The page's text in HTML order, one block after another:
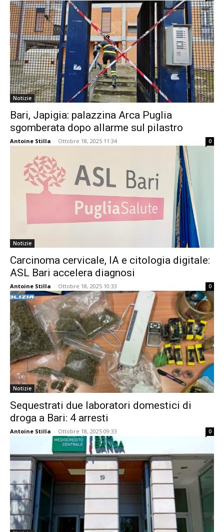
Notizie
Bari, Japigia: palazzina Arca Puglia
sgomberata dopo allarme sul pilastro
Antoine Stilla - Ottobre 18, 2025 11:34 0
Notizie
Carcinoma cervicale, IA e citologia digitale:
ASL Bari accelera diagnosi
Antoine Stilla - Ottobre 18, 2025 10:33 0
Notizie
Sequestrati due laboratori domestici di
droga a Bari: 4 arresti
Antoine Stilla - Ottobre 18, 2025 09:33 0